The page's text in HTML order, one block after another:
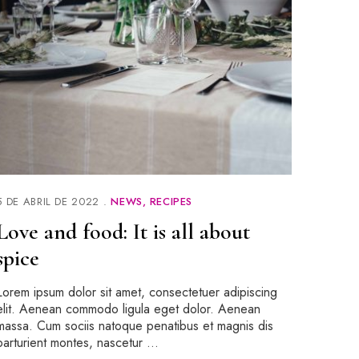
DE ABRIL DE 2022 NEWS RECIPES
and food: It is all about
ipsum dolor sit amet, consectetuer adipiscing
Aenean commodo ligula eget dolor. Aenean
Cum sociis natoque penatibus et magnis dis
montes, nascetur …